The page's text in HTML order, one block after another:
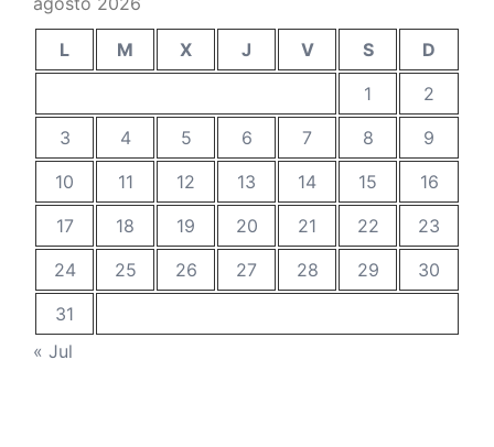
L M X J V S
D
1
2
3
4 5 6 7 8
9
10
11 12 13 14 15
16
17
18 19 20 21 22
23
24
25 26 27 28 29
30
31
« Jul